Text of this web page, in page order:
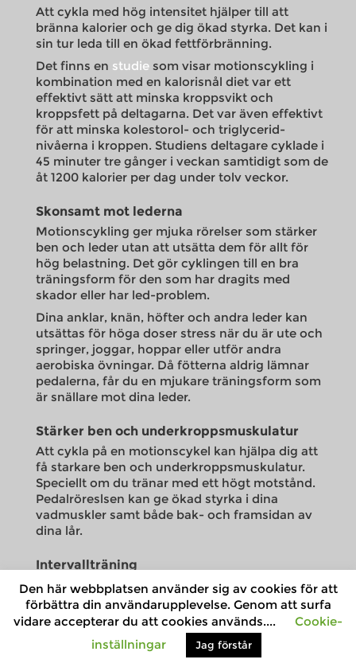
Att cykla med hög intensitet hjälper till att
bränna kalorier och ge dig ökad styrka. Det kan i
sin tur leda till en ökad fettförbränning.
Det finns en studie som visar motionscykling i
kombination med en kalorisnål diet var ett
effektivt sätt att minska kroppsvikt och
kroppsfett på deltagarna. Det var även effektivt
för att minska kolestorol- och triglycerid-
nivåerna i kroppen. Studiens deltagare cyklade i
45 minuter tre gånger i veckan samtidigt som de
åt 1200 kalorier per dag under tolv veckor.
Skonsamt mot lederna
Motionscykling ger mjuka rörelser som stärker
ben och leder utan att utsätta dem för allt för
hög belastning. Det gör cyklingen till en bra
träningsform för den som har dragits med
skador eller har led-problem.
Dina anklar, knän, höfter och andra leder kan
utsättas för höga doser stress när du är ute och
springer, joggar, hoppar eller utför andra
aerobiska övningar. Då fötterna aldrig lämnar
pedalerna, får du en mjukare träningsform som
är snällare mot dina leder.
Stärker ben och underkroppsmuskulatur
Att cykla på en motionscykel kan hjälpa dig att
få starkare ben och underkroppsmuskulatur.
Speciellt om du tränar med ett högt motstånd.
Pedalröreslsen kan ge ökad styrka i dina
vadmuskler samt både bak- och framsidan av
dina lår.
Intervallträning
Intervallträning tillåter dig att alternera korta
perioder med högintensiv träning med längre
intervaller av lågintensiv träning. Denna typ av
träning kan hjälpa dig att bränna mer kalorier på
kortare tid samtidigt som den ökar din
Den här webbplatsen använder sig av cookies för att
förbättra din användarupplevelse. Genom att surfa
vidare accepterar du att cookies används....
Cookie-
inställningar
Jag förstår